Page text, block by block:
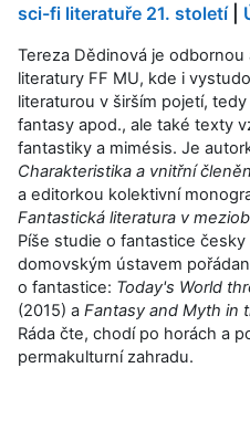
sci-fi literatuře 21. století|
Tereza Dědinová je
literatury FF MU, kde i
literaturou v širším pojetí,
fantasy apod., ale také texty
fantastiky a mimésis. Je
Charakteristika a vnitřní
a editorkou kolektivní
Fantastická literatura v
Píše studie o fantastice
domovským ústavem
o fantastice: Today's World
(2015) a Fantasy and Myth in
Ráda čte, chodí po horách a
permakulturní zahradu.